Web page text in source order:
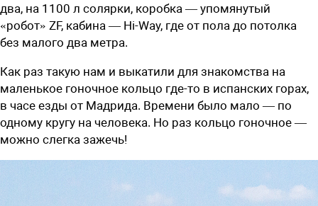
два, на 1100 л солярки, коробка — упомянутый
«робот» ZF, кабина — Hi-Way, где от пола до потолка
без малого два метра.
Как раз такую нам и выкатили для знакомства на
маленькое гоночное кольцо где-то в испанских горах,
в часе езды от Мадрида. Времени было мало — по
одному кругу на человека. Но раз кольцо гоночное —
можно слегка зажечь!